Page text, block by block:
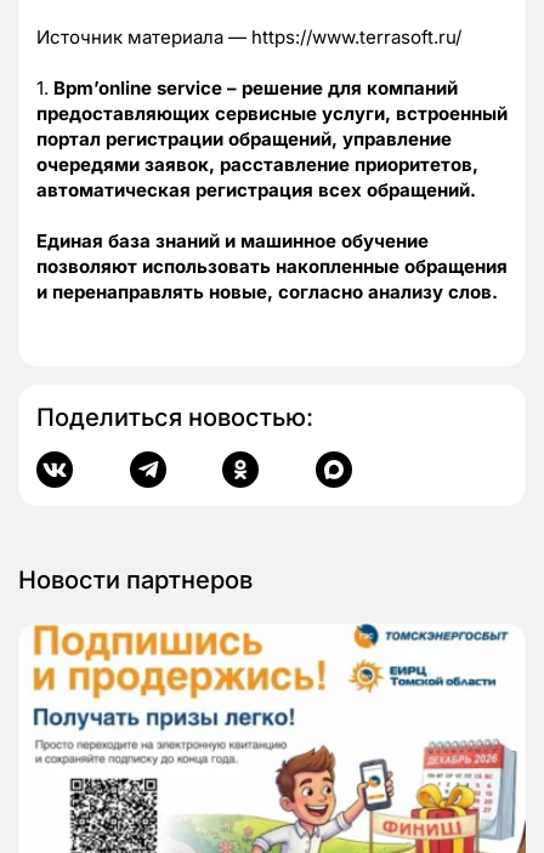
Источник материала — https://www.terrasoft.ru/
1. Bpm’online service – решение для компаний
предоставляющих сервисные услуги, встроенный
портал регистрации обращений, управление
очередями заявок, расставление приоритетов,
автоматическая регистрация всех обращений.
Единая база знаний и машинное обучение
позволяют использовать накопленные обращения
и перенаправлять новые, согласно анализу слов.
Поделиться новостью:
Новости партнеров